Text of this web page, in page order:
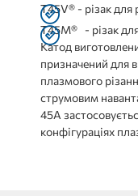
T45V® - різак для
T45M® - різак
Катод
призначений для
плазмового
струмовим
45A
конфігураціях